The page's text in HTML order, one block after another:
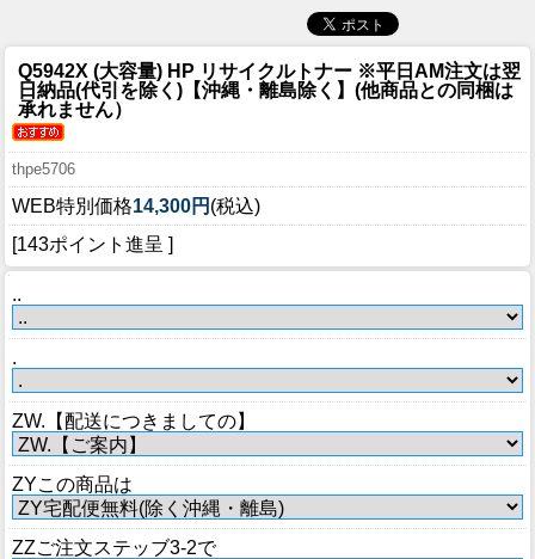
Q5942X (大容量) HP リサイクルトナー ※平日AM注文は翌
日納品(代引を除く)【沖縄・離島除く】(他商品との同梱は
承れません）
thpe5706
WEB特別価格14,300円 (税込)
[143ポイント進呈 ]
..
.
ZW.【配送につきましての】
ZYこの商品は
ZZご注文ステッブ3-2で